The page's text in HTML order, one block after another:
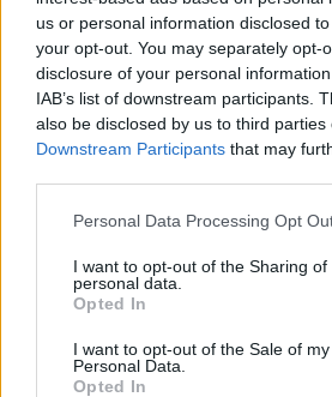
us or personal information disclosed
your opt-out. You may separately opt-
disclosure of your personal
IAB’s list of downstream participants.
also be disclosed by us to third parties
Downstream Participants that may
Please note that this website/app uses
not limited to your visit or usage
grant or deny consent to Google and
use your data for below specified
consent section.
Personal Data Processing Opt
I want to opt-out of the Sharing of
personal data.
Opted In
I want to opt-out of the Sale of my
Personal Data.
Opted In
cliccandoqui
TEMI: Calcio Gian Piero Pinna
Inviaci le tue
i tuoi video e
Su WhatsApp al
Notizie in